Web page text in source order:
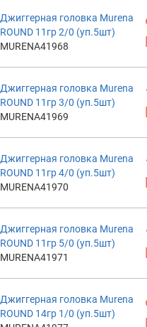
Джиггерная головка Murena
ROUND 11гр 2/0 (уп.5шт)
MURENA41968
Джиггерная головка Murena
ROUND 11гр 3/0 (уп.5шт)
MURENA41969
Джиггерная головка Murena
ROUND 11гр 4/0 (уп.5шт)
MURENA41970
Джиггерная головка Murena
ROUND 11гр 5/0 (уп.5шт)
MURENA41971
Джиггерная головка Murena
ROUND 14гр 1/0 (уп.5шт)